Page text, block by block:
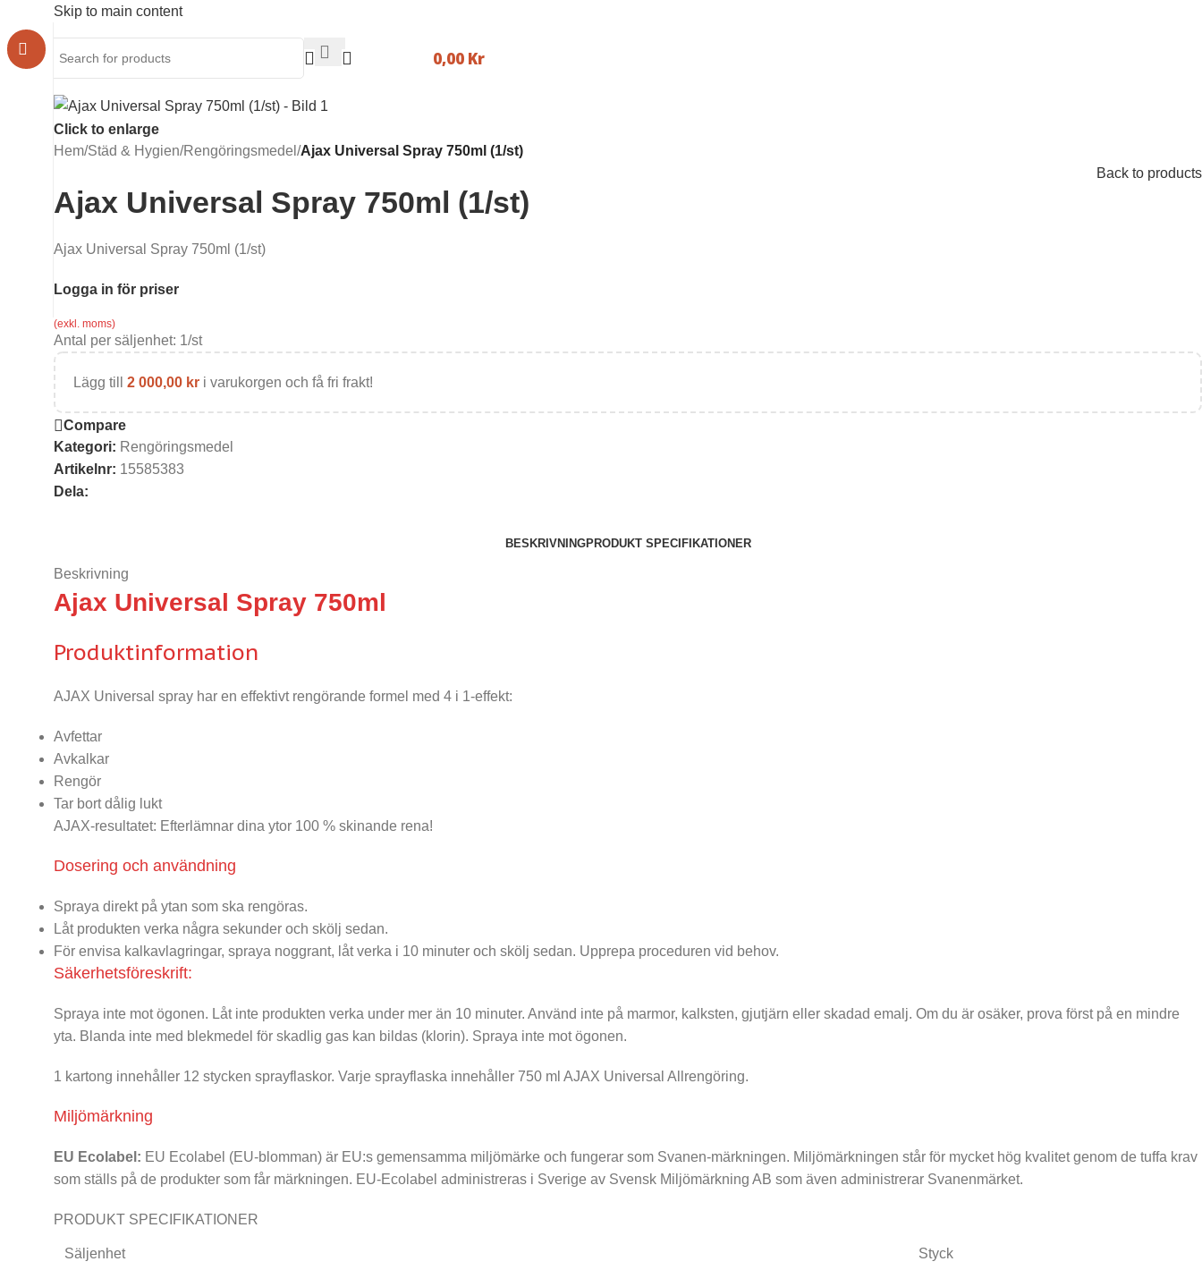
Skip to main content
0,00 Kr
Click to enlarge
Hem/Städ & Hygien/Rengöringsmedel /Ajax Universal Spray 750ml (1/st)
Back to products
Ajax Universal Spray 750ml (1/st)
Ajax Universal Spray 750ml (1/st)
Logga in för priser
(exkl. moms)
Antal per säljenhet: 1/st
Lägg till 2 000,00 kr i varukorgen och få fri frakt!
Compare
Kategori: Rengöringsmedel
Artikelnr: 15585383
Dela:
BESKRIVNINGPRODUKT SPECIFIKATIONER
Beskrivning
Ajax Universal Spray 750ml
Produktinformation
AJAX Universal spray har en effektivt rengörande formel med 4 i 1-effekt:
Avfettar
Avkalkar
Rengör
Tar bort dålig lukt
AJAX-resultatet: Efterlämnar dina ytor 100 % skinande rena!
Dosering och användning
Spraya direkt på ytan som ska rengöras.
Låt produkten verka några sekunder och skölj sedan.
För envisa kalkavlagringar, spraya noggrant, låt verka i 10 minuter och skölj sedan. Upprepa proceduren vid behov.
Säkerhetsföreskrift:
Spraya inte mot ögonen. Låt inte produkten verka under mer än 10 minuter. Använd inte på marmor, kalksten, gjutjärn eller skadad emalj. Om du är osäker, prova först på en mindre
yta. Blanda inte med blekmedel för skadlig gas kan bildas (klorin). Spraya inte mot ögonen.
1 kartong innehåller 12 stycken sprayflaskor. Varje sprayflaska innehåller 750 ml AJAX Universal Allrengöring.
Miljömärkning
EU Ecolabel: EU Ecolabel (EU-blomman) är EU:s gemensamma miljömärke och fungerar som Svanen-märkningen. Miljömärkningen står för mycket hög kvalitet genom de tuffa krav
som ställs på de produkter som får märkningen. EU-Ecolabel administreras i Sverige av Svensk Miljömärkning AB som även administrerar Svanenmärket.
PRODUKT SPECIFIKATIONER
Säljenhet Styck